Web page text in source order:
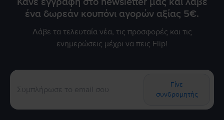
ένα δωρεάν κουπόνι αγορών αξίας 5€.
Λάβε τα τελευταία νέα, τις προσφορές και τις
ενημερώσεις μέχρι να πεις Flip!
Γίνε
συνδρομητής